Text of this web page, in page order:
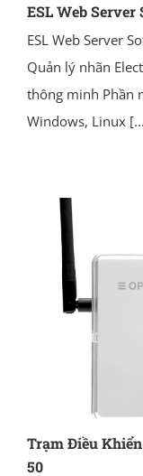
ESL Web Server
ESL Web Server
Quản lý nhãn
thông minh Phần
Windows, Linux
Trạm Điều Khiển
50